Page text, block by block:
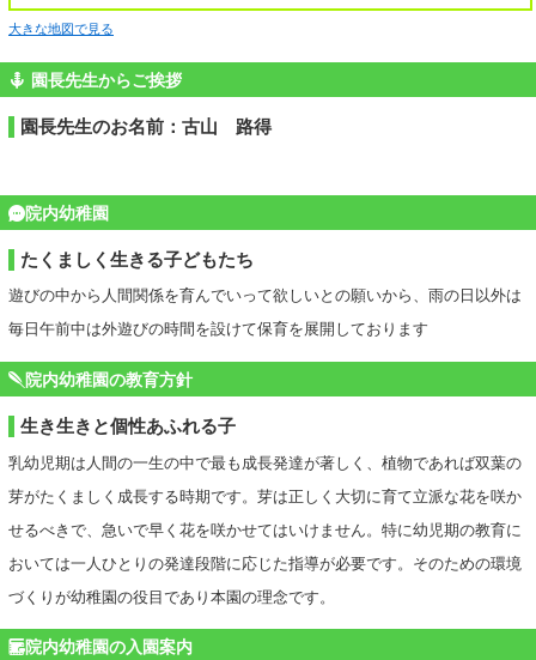
大きな地図で見る
園長先生からご挨拶
園長先生のお名前：古山 路得
院内幼稚園
たくましく生きる子どもたち
遊びの中から人間関係を育んでいって欲しいとの願いから、雨の日以外は
毎日午前中は外遊びの時間を設けて保育を展開しております
院内幼稚園の教育方針
生き生きと個性あふれる子
乳幼児期は人間の一生の中で最も成長発達が著しく、植物であれば双葉の
芽がたくましく成長する時期です。芽は正しく大切に育て立派な花を咲か
せるべきで、急いで早く花を咲かせてはいけません。特に幼児期の教育に
おいては一人ひとりの発達段階に応じた指導が必要です。そのための環境
づくりが幼稚園の役目であり本園の理念です。
院内幼稚園の入園案内